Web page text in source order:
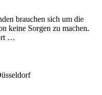
brauchen sich um die
keine Sorgen zu machen.
…